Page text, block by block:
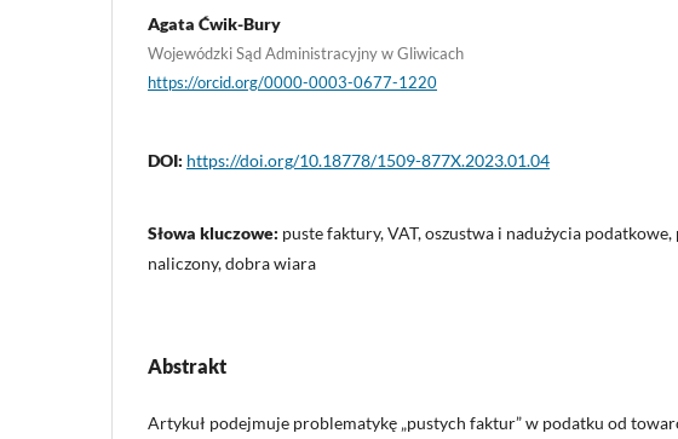
Agata Ćwik-Bury
Wojewódzki Sąd Administracyjny w Gliwicach
https://orcid.org/0000-0003-0677-1220
DOI: https://doi.org/10.18778/1509-877X.2023.01.04
Słowa kluczowe: puste faktury, VAT, oszustwa i nadużycia podatkowe,
naliczony, dobra wiara
Abstrakt
Artykuł podejmuje problematykę „pustych faktur” w podatku od